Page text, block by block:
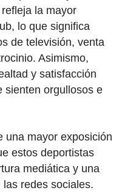
la mayor
lo que significa
de televisión, venta
Asimismo,
y satisfacción
sienten orgullosos e
una mayor exposición
estos deportistas
mediática y una
redes sociales.